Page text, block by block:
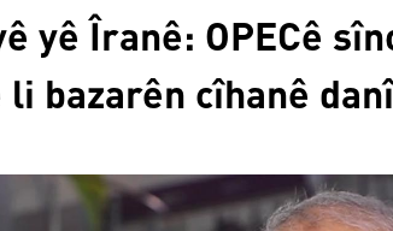
yê Îranê: OPECê
bazarên cîhanê danî